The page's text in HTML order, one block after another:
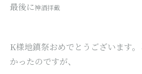
最後に神酒拝戴
K様地鎮祭おめでとうございます
かったのですが、